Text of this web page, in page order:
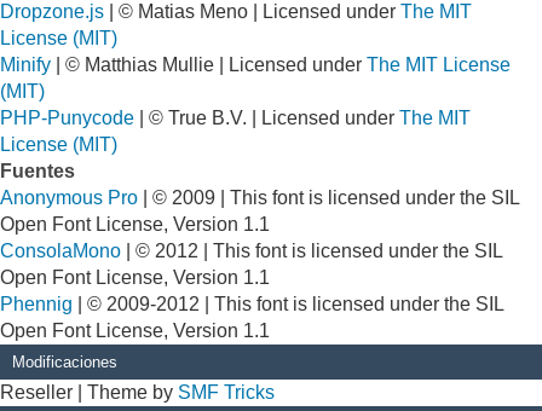
Dropzone.js | © Matias Meno | Licensed under The MIT
License (MIT)
Minify | © Matthias Mullie | Licensed under The MIT License
(MIT)
PHP-Punycode | © True B.V. | Licensed under The MIT
License (MIT)
Fuentes
Anonymous Pro | © 2009 | This font is licensed under the SIL
Open Font License, Version 1.1
ConsolaMono | © 2012 | This font is licensed under the SIL
Open Font License, Version 1.1
Phennig | © 2009-2012 | This font is licensed under the SIL
Open Font License, Version 1.1
Modificaciones
Reseller | Theme by SMF Tricks